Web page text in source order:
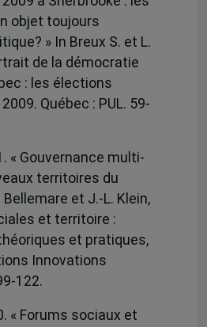
objet toujours
» In Breux S. et L.
de la démocratie
: les élections
Québec : PUL. 59-
« Gouvernance multi-
territoires du
Bellemare et J.-L. Klein,
et territoire :
et pratiques,
Innovations
122.
« Forums sociaux et